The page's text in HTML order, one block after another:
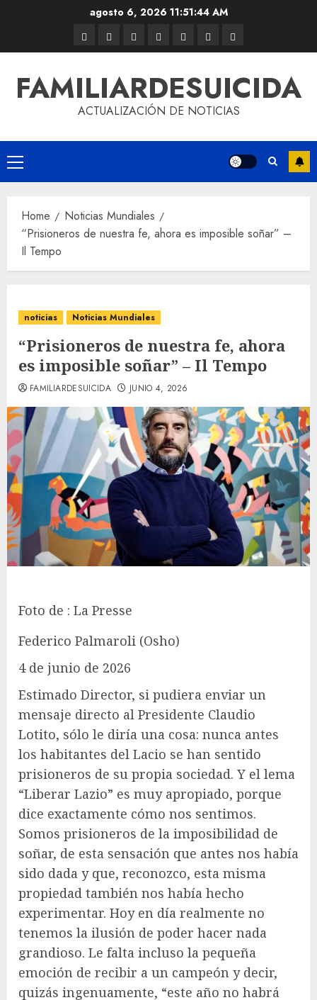
agosto 6, 2026 11:51:44 AM
FAMILIARDESUICIDA
ACTUALIZACIÓN DE NOTICIAS
Home
Noticias Mundiales
“Prisioneros de nuestra fe, ahora es imposible soñar” –
Il Tempo
noticias Noticias Mundiales
“Prisioneros de nuestra fe, ahora
es imposible soñar” – Il Tempo
FAMILIARDESUICIDA JUNIO 4, 2026
Foto de : La Presse
Federico Palmaroli (Osho)
4 de junio de 2026
Estimado Director, si pudiera enviar un
mensaje directo al Presidente Claudio
Lotito, sólo le diría una cosa: nunca antes
los habitantes del Lacio se han sentido
prisioneros de su propia sociedad. Y el lema
“Liberar Lazio” es muy apropiado, porque
dice exactamente cómo nos sentimos.
Somos prisioneros de la imposibilidad de
soñar, de esta sensación que antes nos había
sido dada y que, reconozco, esta misma
propiedad también nos había hecho
experimentar. Hoy en día realmente no
tenemos la ilusión de poder hacer nada
grandioso. Le falta incluso la pequeña
emoción de recibir a un campeón y decir,
quizás ingenuamente, “este año no habrá